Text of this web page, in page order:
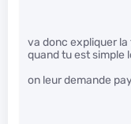
va donc expliquer
quand tu est simple
on leur demande